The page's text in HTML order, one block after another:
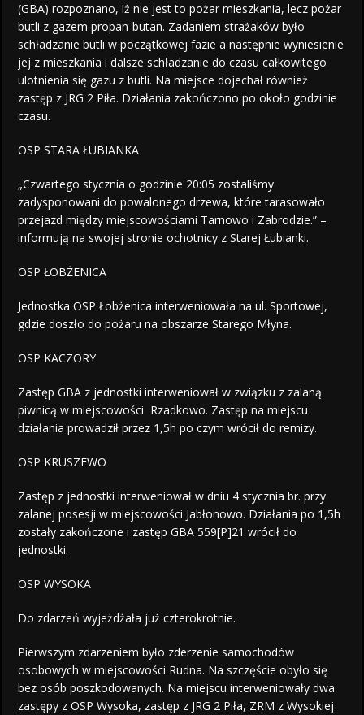
(GBA) rozpoznano, iż nie jest to pożar mieszkania, lecz pożar
butli z gazem propan-butan. Zadaniem strażaków było
schładzanie butli w początkowej fazie a następnie wyniesienie
jej z mieszkania i dalsze schładzanie do czasu całkowitego
ulotnienia się gazu z butli. Na miejsce dojechał również
zastęp z JRG 2 Piła. Działania zakończono po około godzinie
czasu.
OSP STARA ŁUBIANKA
„Czwartego stycznia o godzinie 20:05 zostaliśmy
zadysponowani do powalonego drzewa, które tarasowało
przejazd między miejscowościami Tarnowo i Zabrodzie.” –
informują na swojej stronie ochotnicy z Starej Łubianki.
OSP ŁOBŻENICA
Jednostka OSP Łobżenica interweniowała na ul. Sportowej,
gdzie doszło do pożaru na obszarze Starego Młyna.
OSP KACZORY
Zastęp GBA z jednostki interweniował w związku z zalaną
piwnicą w miejscowości Rzadkowo. Zastęp na miejscu
działania prowadził przez 1,5h po czym wrócił do remizy.
OSP KRUSZEWO
Zastęp z jednostki interweniował w dniu 4 stycznia br. przy
zalanej posesji w miejscowości Jabłonowo. Działania po 1,5h
zostały zakończone i zastęp GBA 559[P]21 wrócił do
jednostki.
OSP WYSOKA
Do zdarzeń wyjeżdżała już czterokrotnie.
Pierwszym zdarzeniem było zderzenie samochodów
osobowych w miejscowości Rudna. Na szczęście obyło się
bez osób poszkodowanych. Na miejscu interweniowały dwa
zastępy z OSP Wysoka, zastęp z JRG 2 Piła, ZRM z Wysokiej